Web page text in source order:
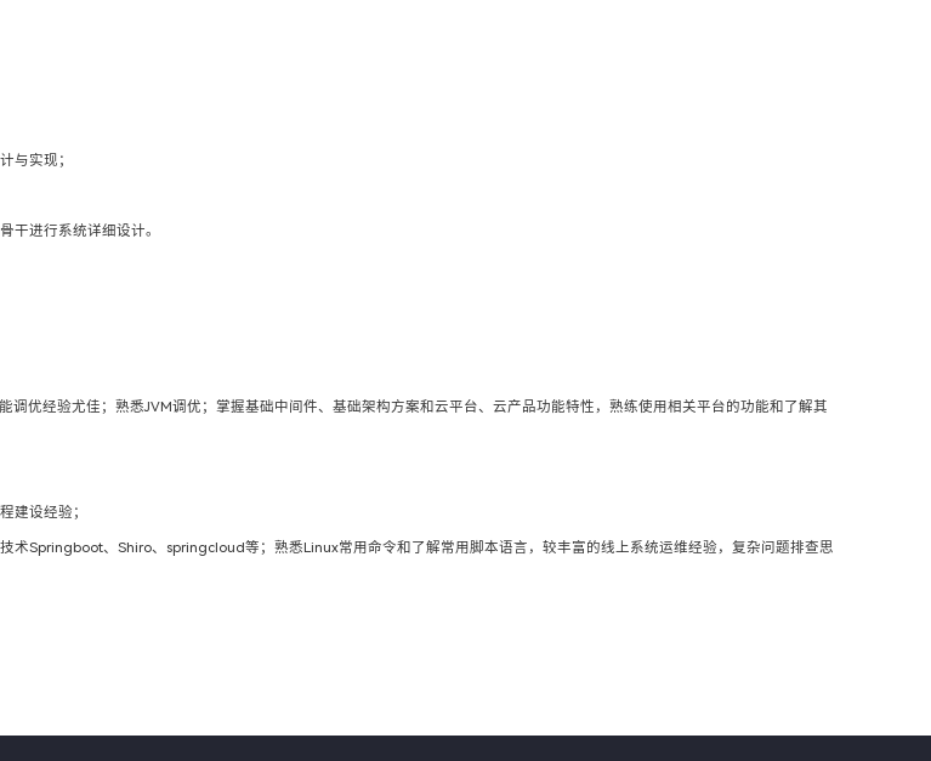
与实现；
干进行系统详细设计。
优经验尤佳；熟悉JVM调优；掌握基础中间件、基础架构方案和云平台、云产品功能特性，熟练使用相关平台的功能和了解其
建设经验；
Springboot、Shiro、springcloud等；熟悉Linux常用命令和了解常用脚本语言，较丰富的线上系统运维经验，复杂问题排查思